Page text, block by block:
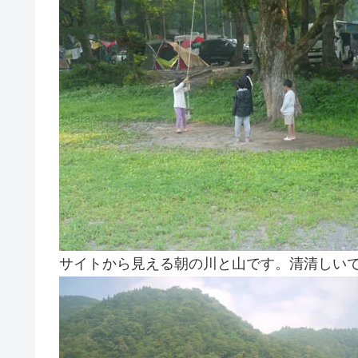
サイトから見える朝の川と山です。清清しい